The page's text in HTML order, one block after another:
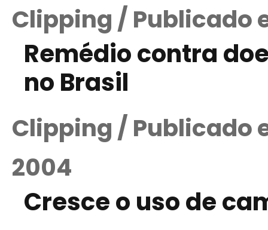
Clipping / Publicado
Remédio contra
no Brasil
Clipping / Publicado
2004
Cresce o uso de